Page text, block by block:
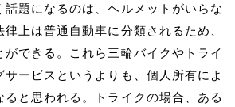
話題になるのは、ヘルメットがいらな
上は普通自動車に分類されるため、
ができる。これら三輪バイクやトライ
ービスというよりも、個人所有によ
ると思われる。トライクの場合、ある